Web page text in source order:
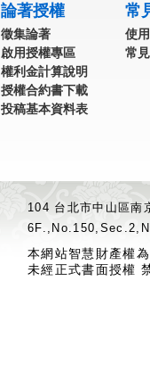
論著授權
徵集論著
啟用授權專區
權利金計算說明
授權合約書下載
投稿基本資料表
常
使
常
104 台北市中山區
本網站智慧財產權
未經正式書面授權